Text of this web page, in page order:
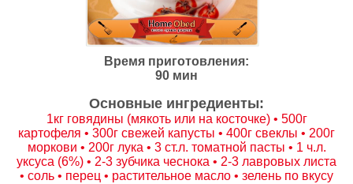
Время приготовления:
90 мин
Основные ингредиенты:
1кг говядины (мякоть или на косточке) • 500г
картофеля • 300г свежей капусты • 400г свеклы • 200г
моркови • 200г лука • 3 ст.л. томатной пасты • 1 ч.л.
уксуса (6%) • 2-3 зубчика чеснока • 2-3 лавровых листа
• соль • перец • растительное масло • зелень по вкусу